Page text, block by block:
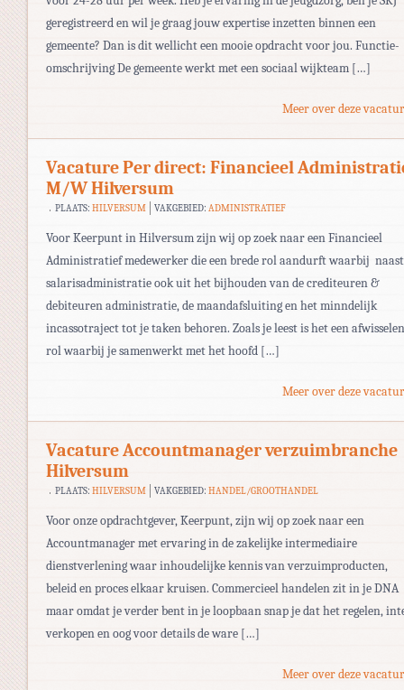
geregistreerd en wil je graag jouw expertise inzetten binnen een
gemeente? Dan is dit wellicht een mooie opdracht voor jou. Functie-
omschrijving De gemeente werkt met een sociaal wijkteam […]
Meer over deze
Vacature Per direct: Financieel
M/W Hilversum
PLAATS: HILVERSUM VAKGEBIED:ADMINISTRATIEF
Voor Keerpunt in Hilversum zijn wij op zoek naar een Financieel
Administratief medewerker die een brede rol aandurft waarbij
salarisadministratie ook uit het bijhouden van de crediteuren &
debiteuren administratie, de maandafsluiting en het minndelijk
incassotraject tot je taken behoren. Zoals je leest is het een
rol waarbij je samenwerkt met het hoofd […]
Meer over deze
Vacature Accountmanager verzuimbranche
Hilversum
PLAATS: HILVERSUM VAKGEBIED:HANDEL/GROOTHANDEL
Voor onze opdrachtgever, Keerpunt, zijn wij op zoek naar een
Accountmanager met ervaring in de zakelijke intermediaire
dienstverlening waar inhoudelijke kennis van verzuimproducten,
beleid en proces elkaar kruisen. Commercieel handelen zit in je DNA
maar omdat je verder bent in je loopbaan snap je dat het regelen,
verkopen en oog voor details de ware […]
Meer over deze